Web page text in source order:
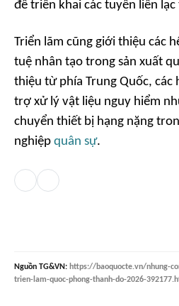
để triển khai các tuyến liên
Triển lãm cũng giới thiệu các
tuệ nhân tạo trong sản xuất
thiệu từ phía Trung Quốc, các
trợ xử lý vật liệu nguy hiểm
chuyển thiết bị hạng nặng
nghiệp quân sự.
Nguồn TG&VN: https://baoquocte.vn/nhung-
trien-lam-quoc-phong-thanh-do-2026-